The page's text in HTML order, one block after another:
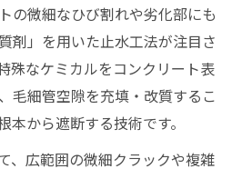
の微細なひび割れや劣化部にも
剤」を用いた止水工法が注目さ
殊なケミカルをコンクリート表
毛細管空隙を充填・改質するこ
本から遮断する技術です。
、広範囲の微細クラックや複雑